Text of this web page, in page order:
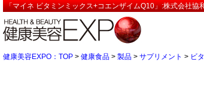
「マイネ ビタミンミックス+コエンザイムQ10」:株式会社協
健康美容EXPO：TOP > 健康食品 > 製品 > サプリメント > ビ